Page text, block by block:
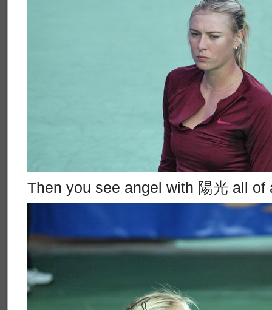
Then you see angel with 陽光 all of